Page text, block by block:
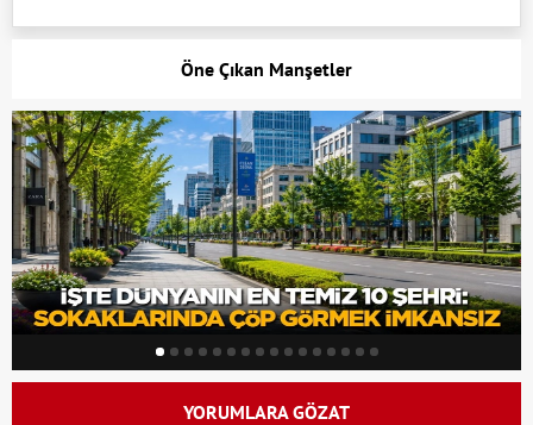
Öne Çıkan Manşetler
YORUMLARA GÖZAT